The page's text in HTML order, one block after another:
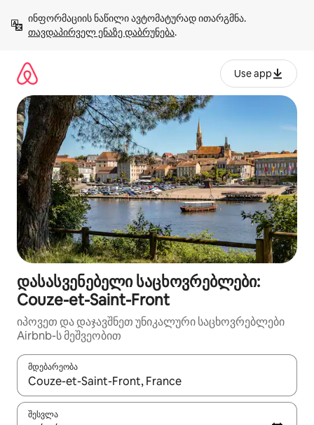
გადასვლა
თავდაპირველ ენაზე დაბრუნება.
Use app
დასასვენებელი საცხოვრებლები:
Couze-et-Saint-Front
იპოვეთ და დაჯავშნეთ უნიკალური საცხოვრებლები
Airbnb-ს მეშვეობით
მდებარეობა
როცა შედეგები ხელმისაწვდომი გახდება, ნავიგაციისთვის
შესვლა